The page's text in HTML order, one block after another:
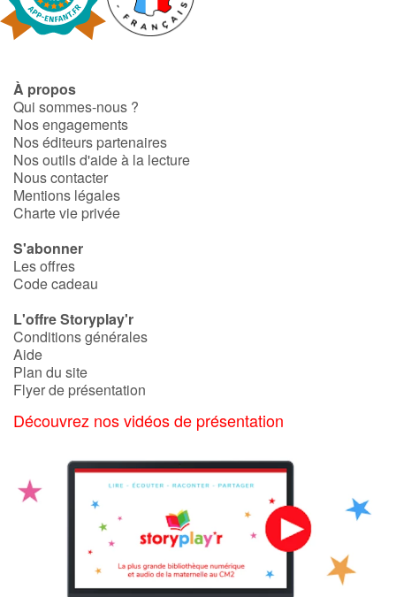
Fable, mythe, littérature et poésie
Ogres, monstres et sorcières
Héroïnes et héros
Écologie, nature, saisons
Les animaux
Voyage, épopée, enquête, aventure
Autour du monde
Apprentissage
Art, espace, activité
En famille
Quotidien et loisirs
À propos
Qui sommes-nous ?
Nos engagements
Nos éditeurs partenaires
Nos outils d'aide à la lecture
Nous contacter
Mentions légales
Charte vie privée
S'abonner
Les offres
Code cadeau
L'offre Storyplay'r
Conditions générales
Aide
Plan du site
Flyer de présentation
Découvrez nos vidéos de présentation